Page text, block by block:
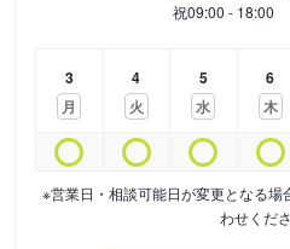
祝09:00 - 18:00
3
月
4
火
5
水
6
木
※営業日・相談可能日が変更となる
わせくださ